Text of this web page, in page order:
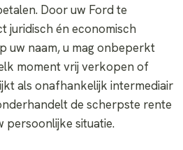
Door uw Ford te
juridisch én economisch
uw naam, u mag onbeperkt
moment vrij verkopen of
als onafhankelijk intermediair
de scherpste rente
persoonlijke situatie.